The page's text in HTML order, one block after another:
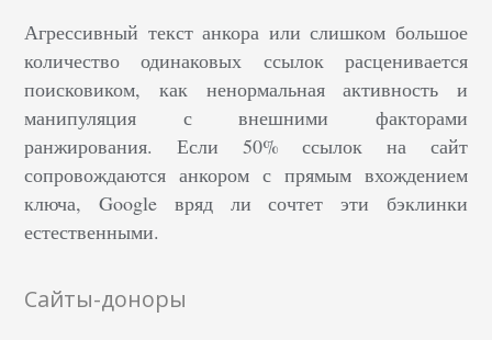
Агрессивный текст анкора или слишком большое
количество одинаковых ссылок расценивается
поисковиком, как ненормальная активность и
манипуляция с внешними факторами
ранжирования. Если 50% ссылок на сайт
сопровождаются анкором с прямым вхождением
ключа, Google вряд ли сочтет эти бэклинки
естественными.
Сайты-доноры